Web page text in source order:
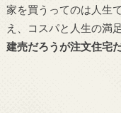
家を買うってのは人生
え、コスパと人生の満
建売だろうが注文住宅